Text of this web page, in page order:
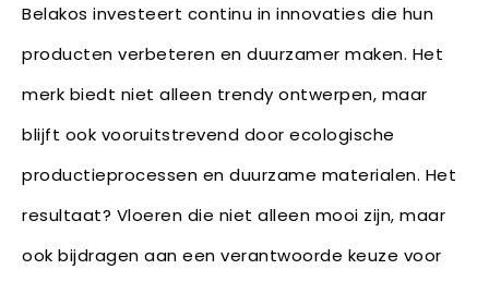
Belakos investeert continu in innovaties die hun
producten verbeteren en duurzamer maken. Het
merk biedt niet alleen trendy ontwerpen, maar
blijft ook vooruitstrevend door ecologische
productieprocessen en duurzame materialen. Het
resultaat? Vloeren die niet alleen mooi zijn, maar
ook bijdragen aan een verantwoorde keuze voor